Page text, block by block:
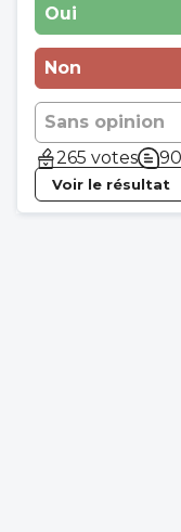
Oui
Non
Sans opinion
265 votes
Voir le résultat